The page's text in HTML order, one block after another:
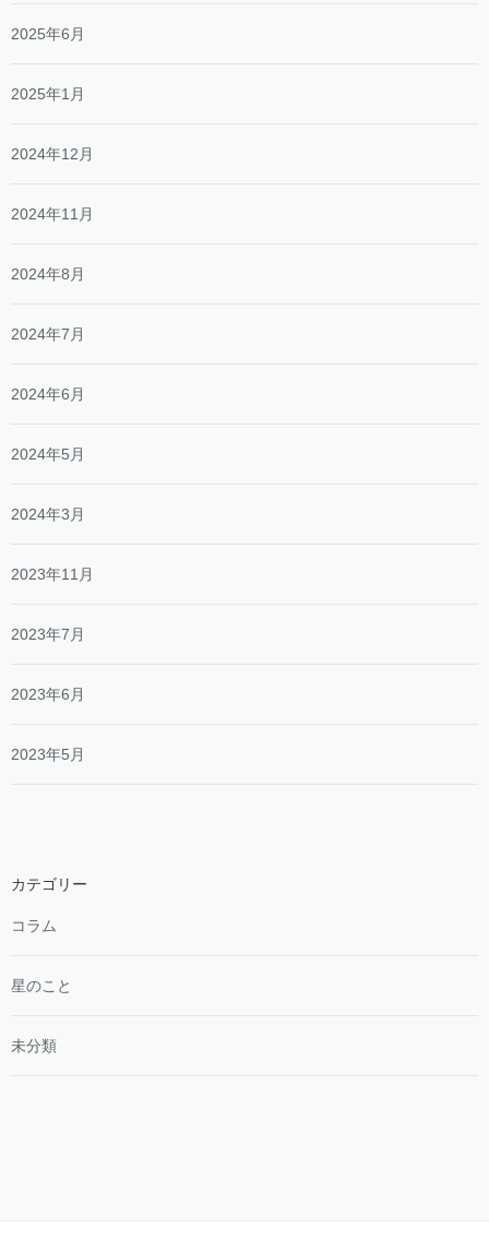
2025年6月
2025年1月
2024年12月
2024年11月
2024年8月
2024年7月
2024年6月
2024年5月
2024年3月
2023年11月
2023年7月
2023年6月
2023年5月
カテゴリー
コラム
星のこと
未分類